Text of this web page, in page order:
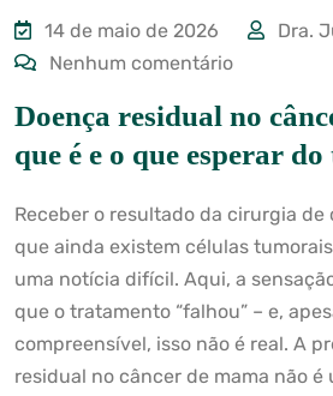
14 de maio de 2026
Dra.
Nenhum comentário
Doença residual no
que é e o que esperar
Receber o resultado da cirurgia
que ainda existem células
uma notícia difícil. Aqui, a
que o tratamento “falhou” – e,
compreensível, isso não é real. A
residual no câncer de mama não é